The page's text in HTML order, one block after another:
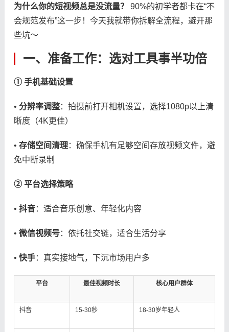
​为什么你的短视频总是没流量？​
​ 90%的初学者都卡在“不
会规范发布”这一步！今天我就带你拆解全流程，避开那
些坑～
一、准备工作：选对工具事半功倍
​① 手机基础设置​
• ​ ​分辨率调整​​：拍摄前打开相机设置，选择1080p以上清
晰度（4K更佳）
• ​ ​存储空间清理​​：确保手机有足够空间存放视频文件，避
免中断录制
​② 平台选择策略​
• ​ ​抖音​​：适合音乐创意、年轻化内容
• ​ ​微信视频号​​：依托社交链，适合生活分享
• ​ ​快手​​：真实接地气，下沉市场用户多
平台 最佳视频时长 核心用户群体
抖音 15-30秒 18-30岁年轻人